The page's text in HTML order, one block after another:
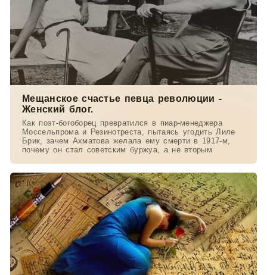
Мещанское счастье певца революции -
Женский блог.
Как поэт-богоборец превратился в пиар-менеджера
Моссельпрома и Резинотреста, пытаясь угодить Лиле
Брик, зачем Ахматова желала ему смерти в 1917-м,
почему он стал советским буржуа, а не вторым